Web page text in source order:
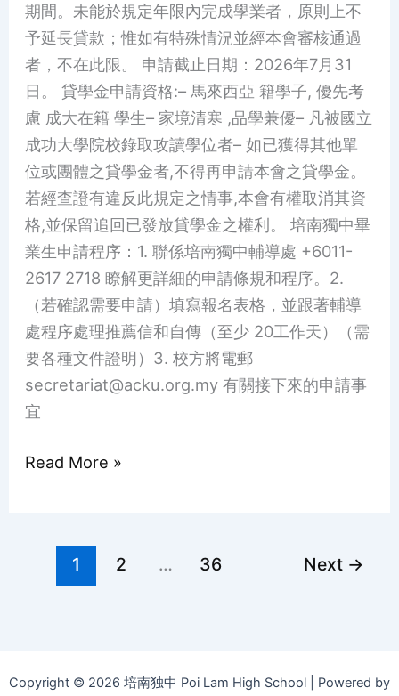
期間。未能於規定年限內完成學業者，原則上不
予延長貸款；惟如有特殊情況並經本會審核通過
者，不在此限。 申請截止日期：2026年7月31
日。 貸學金申請資格:– 馬來西亞 籍學子, 優先考
慮 成大在籍 學生– 家境清寒 ,品學兼優– 凡被國立
成功大學院校錄取攻讀學位者– 如已獲得其他單
位或團體之貸學金者,不得再申請本會之貸學金。
若經查證有違反此規定之情事,本會有權取消其資
格,並保留追回已發放貸學金之權利。 培南獨中畢
業生申請程序：1. 聯係培南獨中輔導處 +6011-
2617 2718 瞭解更詳細的申請條規和程序。2.
（若確認需要申請）填寫報名表格，並跟著輔導
處程序處理推薦信和自傳（至少 20工作天）（需
要各種文件證明）3. 校方將電郵
secretariat@acku.org.my 有關接下來的申請事
宜
金
申
請
事
宜
Read More »
1 2 … 36 Next →
Copyright © 2026 培南独中 Poi Lam High School | Powered by